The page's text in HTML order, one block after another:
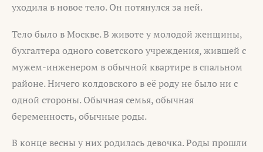
уходила в новое тело. Он потянулся за ней.
Тело было в Москве. В животе у молодой женщины,
бухгалтера одного советского учреждения, жившей с
мужем-инженером в обычной квартире в спальном
районе. Ничего колдовского в её роду не было ни с
одной стороны. Обычная семья, обычная
беременность, обычные роды.
В конце весны у них родилась девочка. Роды прошли